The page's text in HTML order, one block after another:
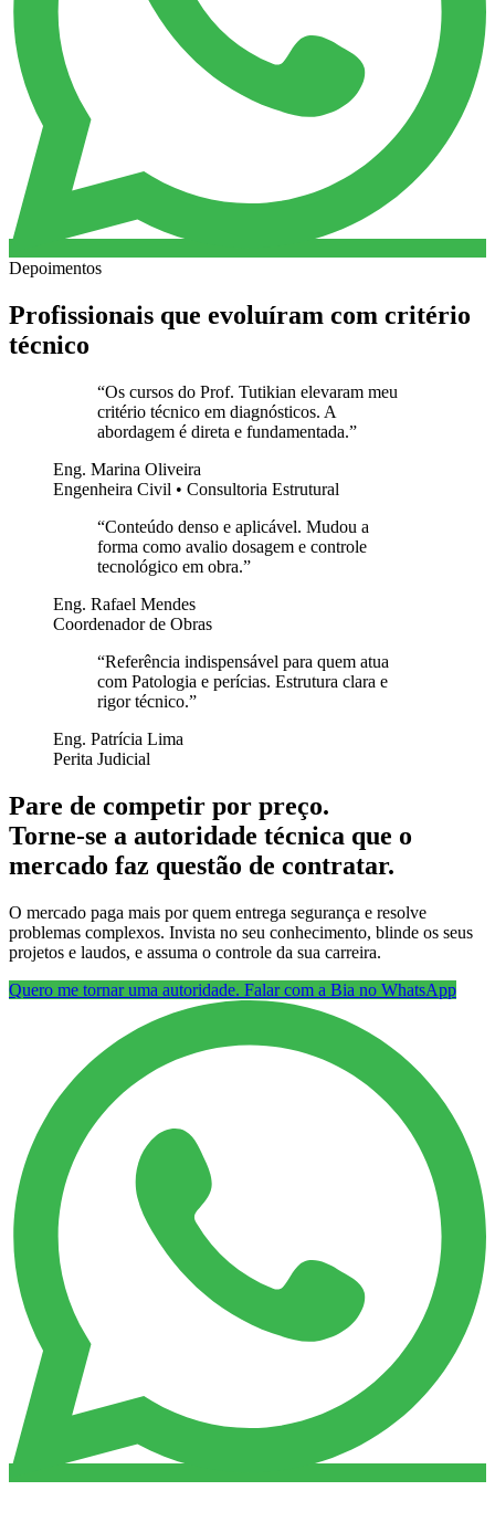
Depoimentos
Profissionais que evoluíram com critério
técnico
“Os cursos do Prof. Tutikian elevaram meu
critério técnico em diagnósticos. A
abordagem é direta e fundamentada.”
Eng. Marina Oliveira
Engenheira Civil • Consultoria Estrutural
“Conteúdo denso e aplicável. Mudou a
forma como avalio dosagem e controle
tecnológico em obra.”
Eng. Rafael Mendes
Coordenador de Obras
“Referência indispensável para quem atua
com Patologia e perícias. Estrutura clara e
rigor técnico.”
Eng. Patrícia Lima
Perita Judicial
Pare de competir por preço.
Torne-se a autoridade técnica que o
mercado faz questão de contratar.
O mercado paga mais por quem entrega segurança e resolve
problemas complexos. Invista no seu conhecimento, blinde os seus
projetos e laudos, e assuma o controle da sua carreira.
Quero me tornar uma autoridade. Falar com a Bia no WhatsApp